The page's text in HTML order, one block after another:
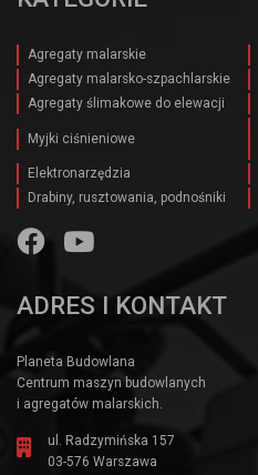
Agregaty malarskie
Agregaty malarsko-szpachlarskie
Agregaty ślimakowe do elewacji
Myjki ciśnieniowe
Elektronarzędzia
Drabiny, rusztowania, podnośniki
ADRES I KONTAKT
Planeta Budowlana
Centrum maszyn budowlanych
i agregatów malarskich.
ul. Radzymińska 157
03-576 Warszawa